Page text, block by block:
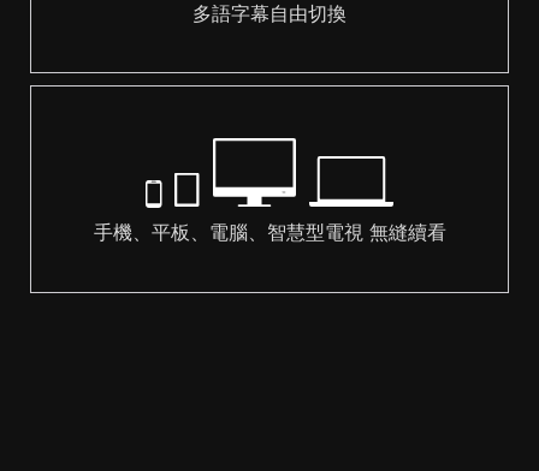
多語字幕自由切換
手機、平板、電腦、智慧型電視 無縫續看